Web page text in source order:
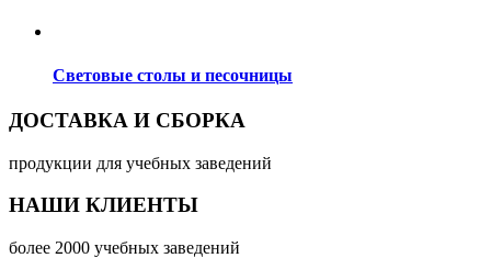
Световые столы и песочницы
ДОСТАВКА И СБОРКА
продукции для учебных заведений
НАШИ КЛИЕНТЫ
более 2000 учебных заведений